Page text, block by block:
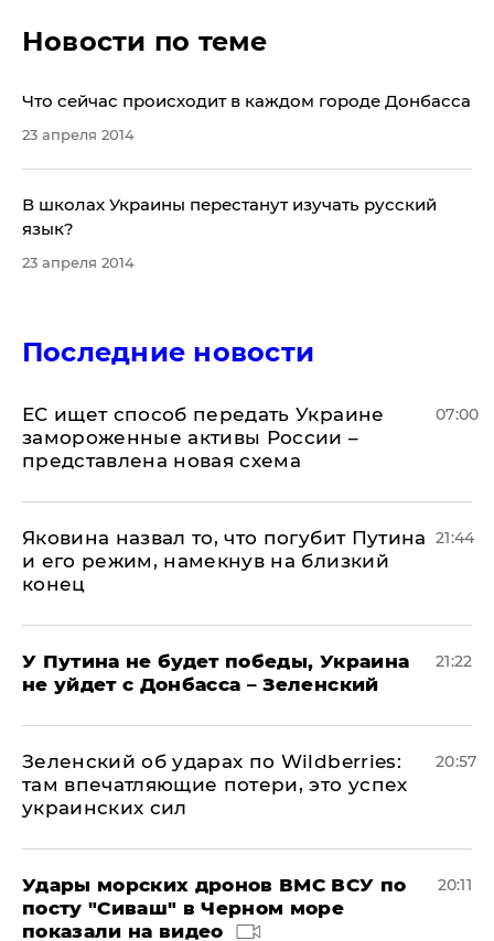
Новости по теме
Что сейчас происходит в каждом городе Донбасса
23 апреля 2014
В школах Украины перестанут изучать русский
язык?
23 апреля 2014
Последние новости
ЕС ищет способ передать Украине
замороженные активы России –
представлена новая схема
07:00
Яковина назвал то, что погубит Путина
и его режим, намекнув на близкий
конец
21:44
У Путина не будет победы, Украина
не уйдет с Донбасса – Зеленский
21:22
Зеленский об ударах по Wildberries:
там впечатляющие потери, это успех
украинских сил
20:57
Удары морских дронов ВМС ВСУ по
посту "Сиваш" в Черном море
показали на видео
20:11